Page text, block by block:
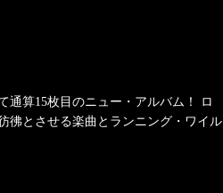
通算15枚目のニュー・アルバム！ ロ
彿とさせる楽曲とランニング・ワイル